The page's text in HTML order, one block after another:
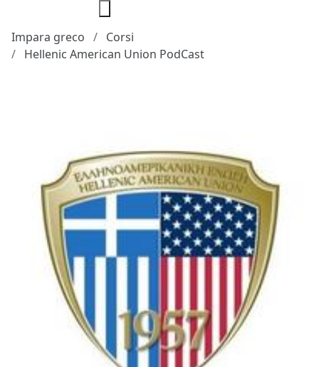
Impara greco
Corsi
Hellenic American Union PodCast